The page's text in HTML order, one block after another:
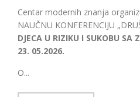
Centar modernih znanja
NAUČNU KONFERENCIJU
DJECA U RIZIKU I SUKOBU
23. 05.2026.
O...